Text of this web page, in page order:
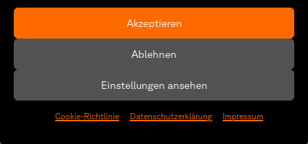
Akzeptieren
Ablehnen
Einstellungen ansehen
Cookie-Richtlinie Datenschutzerklärung Impressum